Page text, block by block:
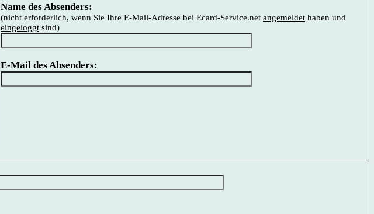
Name des Absenders:
(nicht erforderlich, wenn Sie Ihre E-Mail-Adresse bei Ecard-Service.net angemeldet haben und
eingeloggt sind)
E-Mail des Absenders: